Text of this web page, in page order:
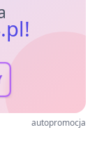
autopromocja